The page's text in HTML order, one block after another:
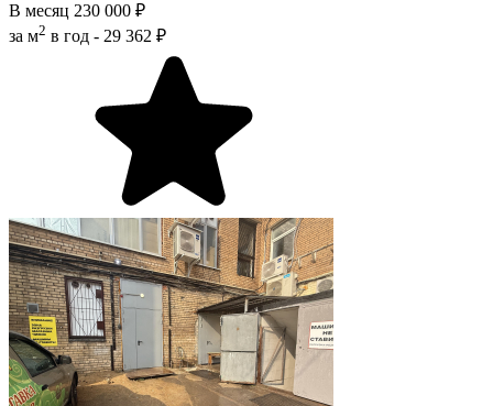
В месяц 230 000 ₽
за м2 в год - 29 362 ₽